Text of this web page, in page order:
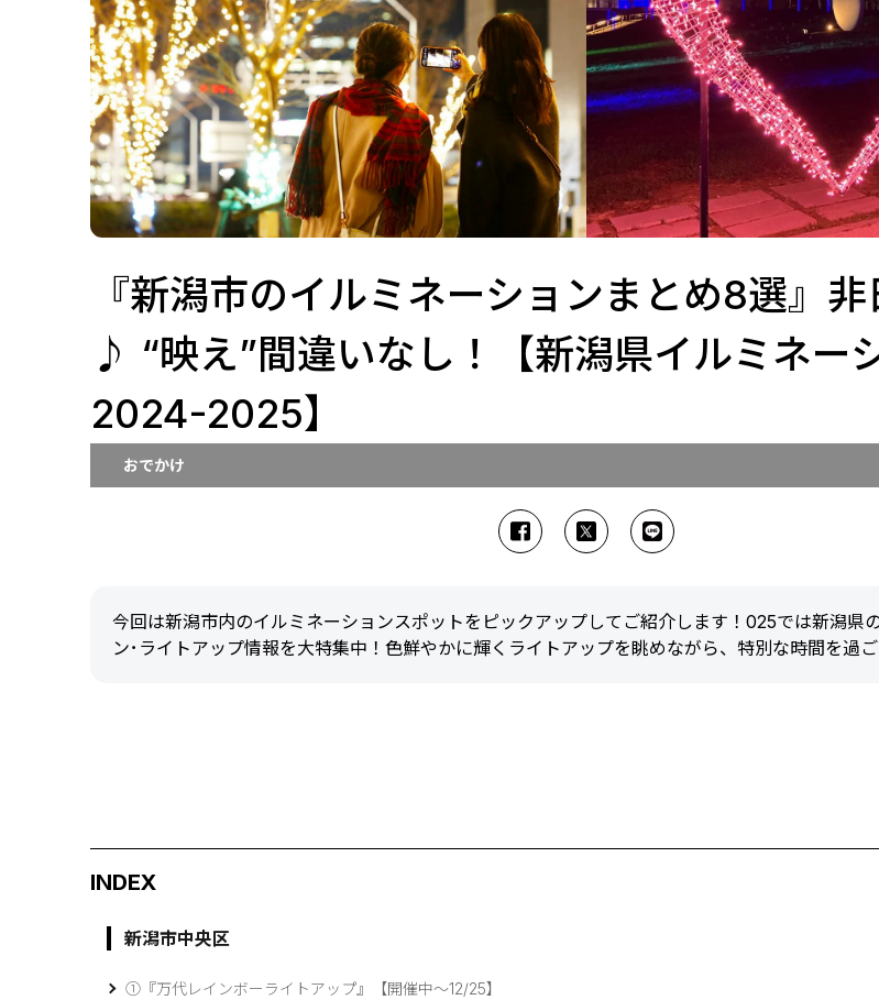
『新潟市のイルミネーションまとめ8選』
♪ “映え”間違いなし！【新潟県イルミネー
2024-2025】
おでかけ
今回は新潟市内のイルミネーションスポットをピックアップしてご紹介します！025では新潟県
ン･ライトアップ情報を大特集中！色鮮やかに輝くライトアップを眺めながら、特別な時間を過
INDEX
新潟市中央区
①『万代レインボーライトアップ』【開催中～12/25】